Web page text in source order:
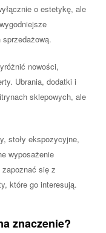
o estetykę, ale
nowości,
Ubrania, dodatki i
sklepowych, ale
stoły ekspozycyjne,
wyposażenie
się z
które go interesują.
znaczenie?